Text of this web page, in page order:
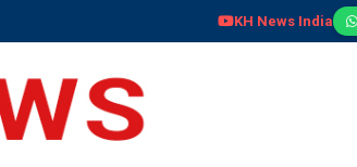
KH News India